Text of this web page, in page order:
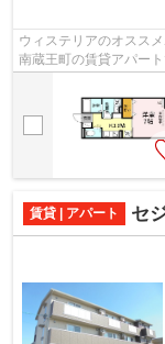
ウィステリアのオスス
南蔵王町の賃貸アパー
で徒歩約4分！！ 徒歩
賃貸 | アパート セ